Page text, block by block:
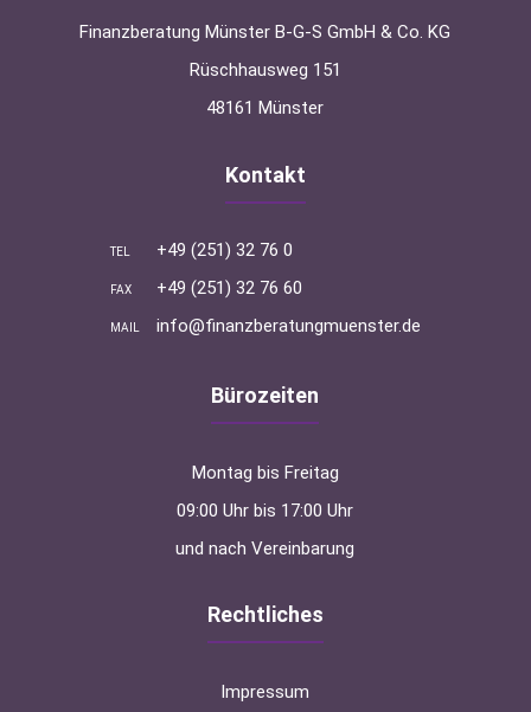
Finanzberatung Münster B-G-S GmbH & Co. KG
Rüschhausweg 151
48161 Münster
Kontakt
TEL +49 (251) 32 76 0
FAX +49 (251) 32 76 60
MAIL info@finanzberatungmuenster.de
Bürozeiten
Montag bis Freitag
09:00 Uhr bis 17:00 Uhr
und nach Vereinbarung
Rechtliches
Impressum